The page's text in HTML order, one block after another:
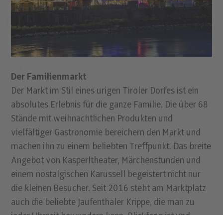
Der Familienmarkt
Der Markt im Stil eines urigen Tiroler Dorfes ist ein
absolutes Erlebnis für die ganze Familie. Die über 68
Stände mit weihnachtlichen Produkten und
vielfältiger Gastronomie bereichern den Markt und
machen ihn zu einem beliebten Treffpunkt. Das breite
Angebot von Kasperltheater, Märchenstunden und
einem nostalgischen Karussell begeistert nicht nur
die kleinen Besucher. Seit 2016 steht am Marktplatz
auch die beliebte Jaufenthaler Krippe, die man zu